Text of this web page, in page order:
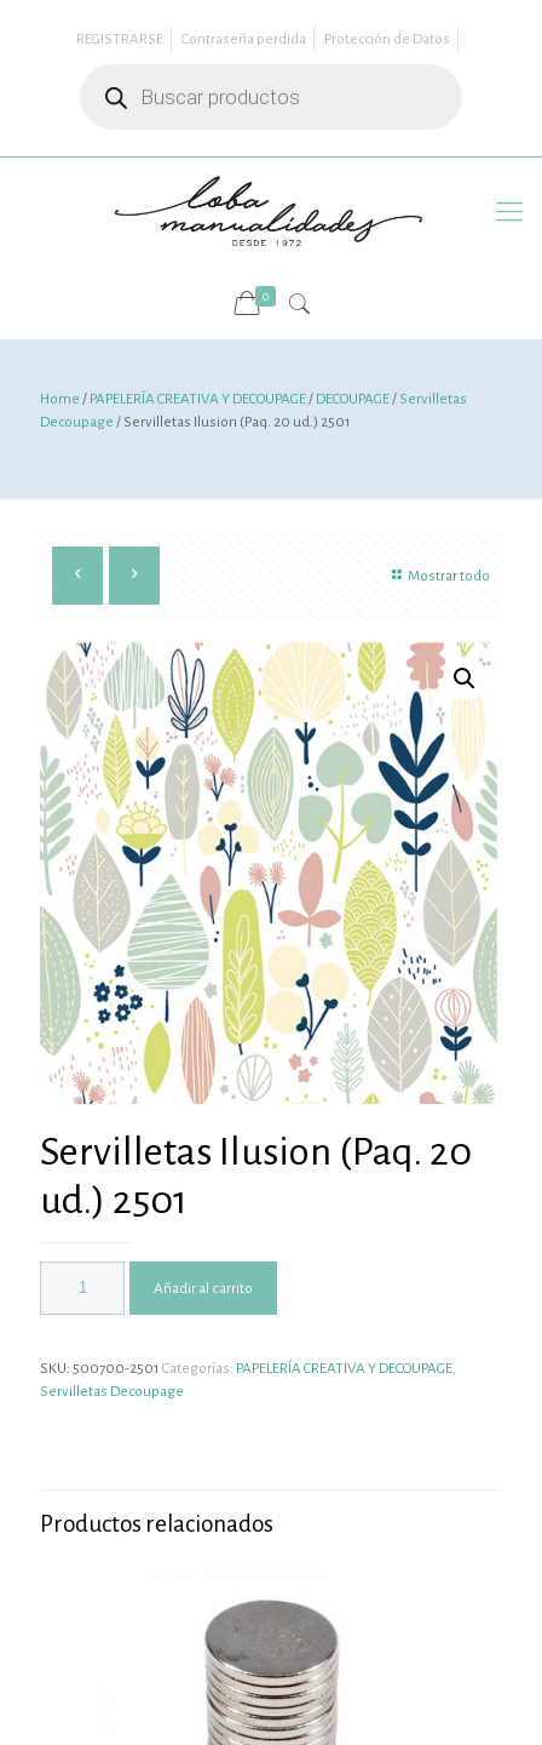
REGISTRARSE Contraseña perdida
Protección de Datos
productos
0
Home / PAPELERÍA CREATIVA Y DECOUPAGE/ DECOUPAGE/ Servilletas
Decoupage / Servilletas Ilusion (Paq. 20 ud.) 2501
Mostrar todo
Servilletas Ilusion (Paq. 20
ud.) 2501
Añadir al carrito
SKU: 500700-2501 Categorías: PAPELERÍA CREATIVA Y DECOUPAGE,
Servilletas Decoupage
Productos relacionados